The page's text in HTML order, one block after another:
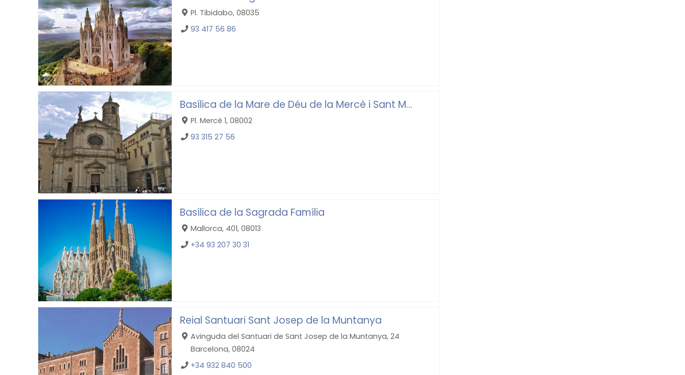
Pl. Tibidabo, 08035
93 417 56 86
Basílica de la Mare de Déu de la Mercè i Sant M...
Pl. Mercè 1, 08002
93 315 27 56
Basílica de la Sagrada Família
Mallorca, 401, 08013
+34 93 207 30 31
Reial Santuari Sant Josep de la Muntanya
Avinguda del Santuari de Sant Josep de la Muntanya, 24
Barcelona, 08024
+34 932 840 500